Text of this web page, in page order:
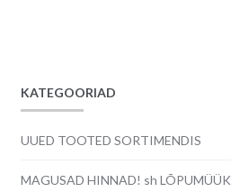
KATEGOORIAD
UUED TOOTED SORTIMENDIS
MAGUSAD HINNAD! sh LÕPUMÜÜK